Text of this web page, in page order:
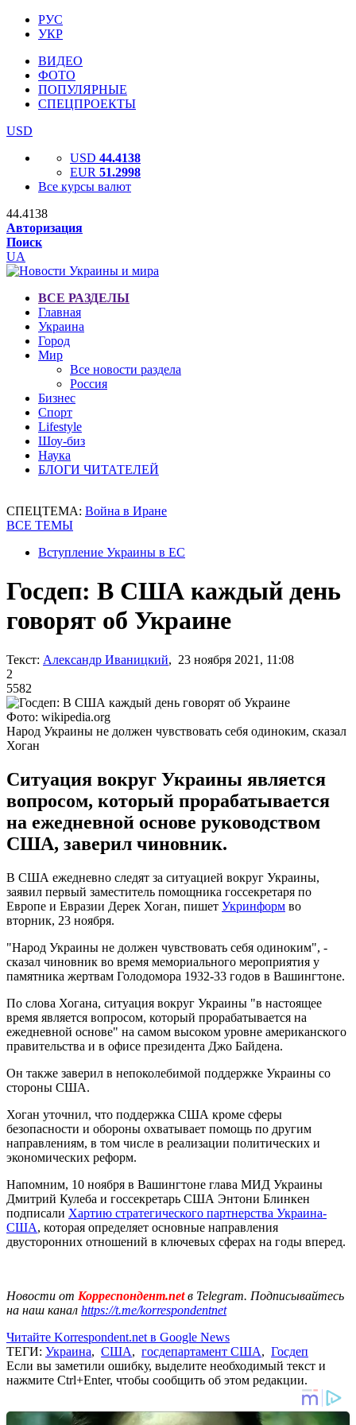
РУС
УКР
ВИДЕО
ФОТО
ПОПУЛЯРНЫЕ
СПЕЦПРОЕКТЫ
USD
USD 44.4138
EUR 51.2998
Все курсы валют
44.4138
Авторизация
Поиск
UA
ВСЕ РАЗДЕЛЫ
Главная
Украина
Город
Мир
Все новости раздела
Россия
Бизнес
Спорт
Lifestyle
Шоу-биз
Наука
БЛОГИ ЧИТАТЕЛЕЙ
СПЕЦТЕМА: Война в Иране
ВСЕ ТЕМЫ
Вступление Украины в ЕС
Госдеп: В США каждый день
говорят об Украине
Текст: Александр Иваницкий, 23 ноября 2021, 11:08
2
5582
Фото: wikipedia.org
Народ Украины не должен чувствовать себя одиноким, сказал
Хоган
Ситуация вокруг Украины является
вопросом, который прорабатывается
на ежедневной основе руководством
США, заверил чиновник.
В США ежедневно следят за ситуацией вокруг Украины,
заявил первый заместитель помощника госсекретаря по
Европе и Евразии Дерек Хоган, пишет Укринформ во
вторник, 23 ноября.
"Народ Украины не должен чувствовать себя одиноким", -
сказал чиновник во время мемориального мероприятия у
памятника жертвам Голодомора 1932-33 годов в Вашингтоне.
По слова Хогана, ситуация вокруг Украины "в настоящее
время является вопросом, который прорабатывается на
ежедневной основе" на самом высоком уровне американского
правительства и в офисе президента Джо Байдена.
Он также заверил в непоколебимой поддержке Украины со
стороны США.
Хоган уточнил, что поддержка США кроме сферы
безопасности и обороны охватывает помощь по другим
направлениям, в том числе в реализации политических и
экономических реформ.
Напомним, 10 ноября в Вашингтоне глава МИД Украины
Дмитрий Кулеба и госсекретарь США Энтони Блинкен
подписали Хартию стратегического партнерства Украина-
США, которая определяет основные направления
двусторонних отношений в ключевых сферах на годы вперед.
Новости от Корреспондент.netв Telegram. Подписывайтесь
на наш канал https://t.me/korrespondentnet
Читайте Korrespondent.net в Google News
ТЕГИ: Украина, США, госдепартамент США, Госдеп
Если вы заметили ошибку, выделите необходимый текст и
нажмите Ctrl+Enter, чтобы сообщить об этом редакции.